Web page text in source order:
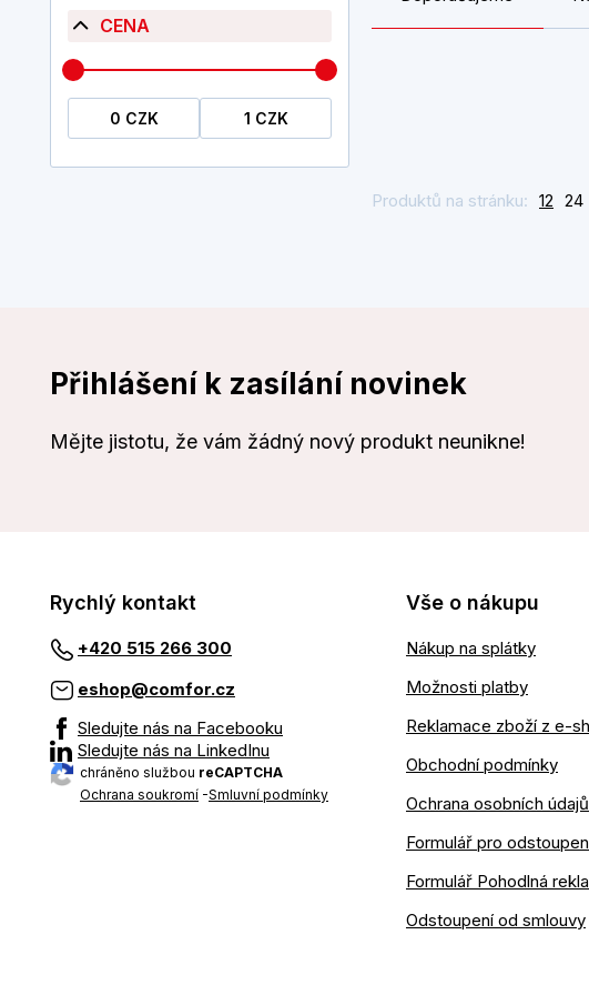
CENA
Produktů na stránku: 12 24
Přihlášení k zasílání novinek
Mějte jistotu, že vám žádný nový produkt neunikne!
Rychlý kontakt
+420 515 266 300
eshop@comfor.cz
Sledujte nás na Facebooku
Sledujte nás na LinkedInu
chráněno službou reCAPTCHA
Ochrana soukromí -Smluvní podmínky
Vše o nákupu
Nákup na splátky
Možnosti platby
Reklamace zboží z e-
Obchodní podmínky
Ochrana osobních údajů
Formulář pro
Formulář Pohodlná
Odstoupení od smlouvy